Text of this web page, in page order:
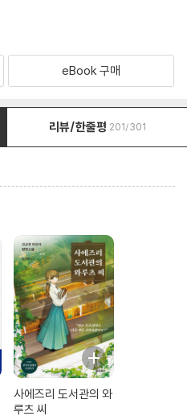
eBook 구매
리뷰/한줄평 201/301
사에즈리 도서관의 와
루츠 씨